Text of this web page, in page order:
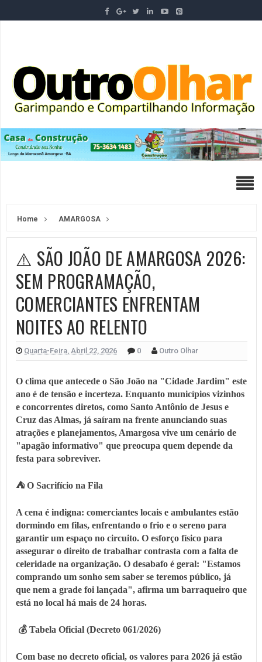
Home AMARGOSA
⚠️ SÃO JOÃO DE AMARGOSA 2026:
SEM PROGRAMAÇÃO,
COMERCIANTES ENFRENTAM
NOITES AO RELENTO
Quarta-Feira, Abril 22, 2026 0 Outro Olhar
O clima que antecede o São João na "Cidade Jardim" este
ano é de tensão e incerteza. Enquanto municípios vizinhos
e concorrentes diretos, como Santo Antônio de Jesus e
Cruz das Almas, já saíram na frente anunciando suas
atrações e planejamentos, Amargosa vive um cenário de
"apagão informativo" que preocupa quem depende da
festa para sobreviver.
⛺ O Sacrifício na Fila
A cena é indigna: comerciantes locais e ambulantes estão
dormindo em filas, enfrentando o frio e o sereno para
garantir um espaço no circuito. O esforço físico para
assegurar o direito de trabalhar contrasta com a falta de
celeridade na organização. O desabafo é geral: "Estamos
comprando um sonho sem saber se teremos público, já
que nem a grade foi lançada", afirma um barraqueiro que
está no local há mais de 24 horas.
💰 Tabela Oficial (Decreto 061/2026)
Com base no decreto oficial, os valores para 2026 já estão